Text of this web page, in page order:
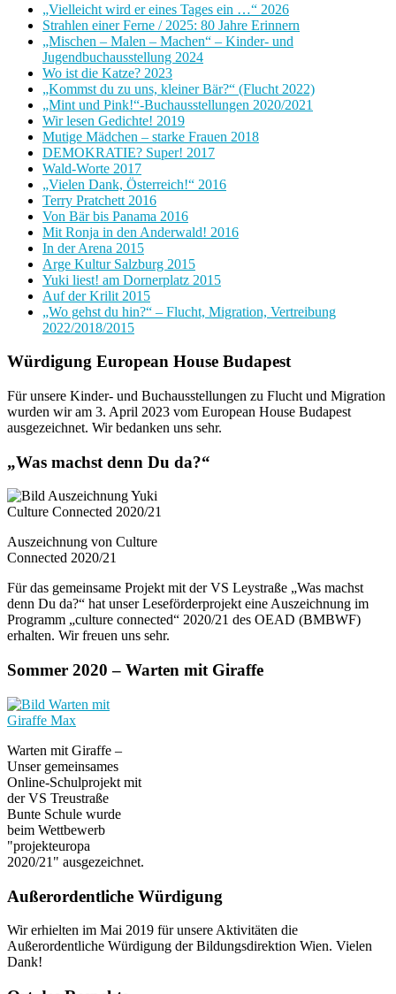
„Vielleicht wird er eines Tages ein …“ 2026
Strahlen einer Ferne / 2025: 80 Jahre Erinnern
„Mischen – Malen – Machen“ – Kinder- und
Jugendbuchausstellung 2024
Wo ist die Katze? 2023
„Kommst du zu uns, kleiner Bär?“ (Flucht 2022)
„Mint und Pink!“-Buchausstellungen 2020/2021
Wir lesen Gedichte! 2019
Mutige Mädchen – starke Frauen 2018
DEMOKRATIE? Super! 2017
Wald-Worte 2017
„Vielen Dank, Österreich!“ 2016
Terry Pratchett 2016
Von Bär bis Panama 2016
Mit Ronja in den Anderwald! 2016
In der Arena 2015
Arge Kultur Salzburg 2015
Yuki liest! am Dornerplatz 2015
Auf der Krilit 2015
„Wo gehst du hin?“ – Flucht, Migration, Vertreibung
2022/2018/2015
Würdigung European House Budapest
Für unsere Kinder- und Buchausstellungen zu Flucht und Migration
wurden wir am 3. April 2023 vom European House Budapest
ausgezeichnet. Wir bedanken uns sehr.
„Was machst denn Du da?“
Auszeichnung von Culture
Connected 2020/21
Für das gemeinsame Projekt mit der VS Leystraße „Was machst
denn Du da?“ hat unser Leseförderprojekt eine Auszeichnung im
Programm „culture connected“ 2020/21 des OEAD (BMBWF)
erhalten. Wir freuen uns sehr.
Sommer 2020 – Warten mit Giraffe
Warten mit Giraffe –
Unser gemeinsames
Online-Schulprojekt mit
der VS Treustraße
Bunte Schule wurde
beim Wettbewerb
"projekteuropa
2020/21" ausgezeichnet.
Außerordentliche Würdigung
Wir erhielten im Mai 2019 für unsere Aktivitäten die
Außerordentliche Würdigung der Bildungsdirektion Wien. Vielen
Dank!